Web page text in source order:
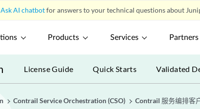
Ask AI chatbotfor answers to your technical questions about
Products Services Partners
License Guide Quick Starts Validated
Contrail Service Orchestration (CSO) Contrail 服务编排客